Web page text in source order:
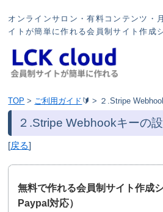
オンラインサロン・有料コンテンツ・
イトが簡単に作れる会員制サイト作成
TOP > ご利用ガイド 🔰> ２.Stripe
２.Stripe Webhookキーの
[戻る]
無料で作れる会員制サイト作成
Paypal対応）